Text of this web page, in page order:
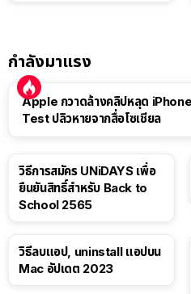
กำลังมาแรง
Apple กวาดล้างคลิปหลุด
Test ปลิวหายจากสื่อโซเชียล
วิธีการสมัคร UNiDAYS เพื่อ
ยืนยันสิทธิ์สำหรับ Back to
School 2565
วิธีลบแอป, uninstall แอปบน
Mac อัปเดต 2023